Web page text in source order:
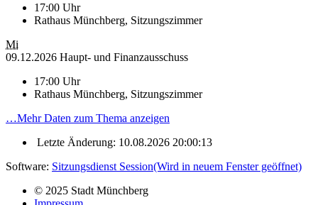
17:00 Uhr
Rathaus Münchberg, Sitzungszimmer
Mi
09.12.2026 Haupt- und Finanzausschuss
17:00 Uhr
Rathaus Münchberg, Sitzungszimmer
…Mehr Daten zum Thema anzeigen
Letzte Änderung: 10.08.2026 20:00:13
Software: Sitzungsdienst Session(Wird in neuem Fenster geöffnet)
© 2025 Stadt Münchberg